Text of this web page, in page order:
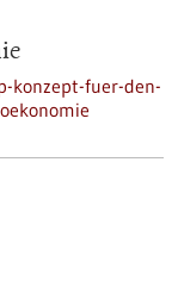
konzept-fuer-den-